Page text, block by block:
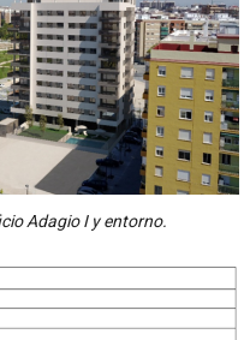
Adagio I y entorno.